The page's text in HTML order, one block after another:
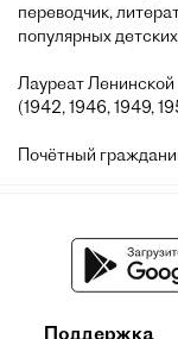
переводчик,
популярных
Лауреат
(1942, 1946, 1949,
Почётный
Поддержка